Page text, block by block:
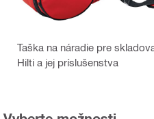
Taška na náradie pre
Hilti a jej príslušenstva